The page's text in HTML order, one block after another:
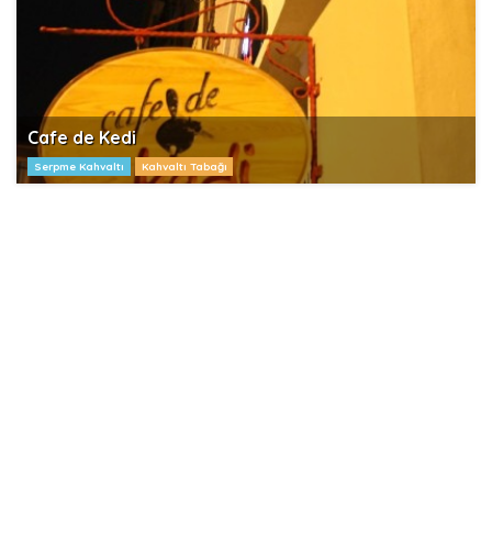
Cafe de Kedi
Serpme Kahvaltı Kahvaltı Tabağı